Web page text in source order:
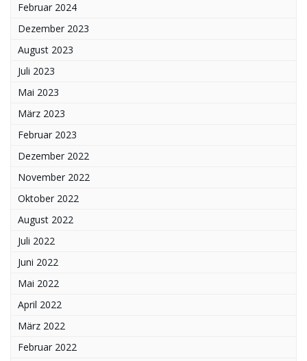
Februar 2024
Dezember 2023
August 2023
Juli 2023
Mai 2023
März 2023
Februar 2023
Dezember 2022
November 2022
Oktober 2022
August 2022
Juli 2022
Juni 2022
Mai 2022
April 2022
März 2022
Februar 2022